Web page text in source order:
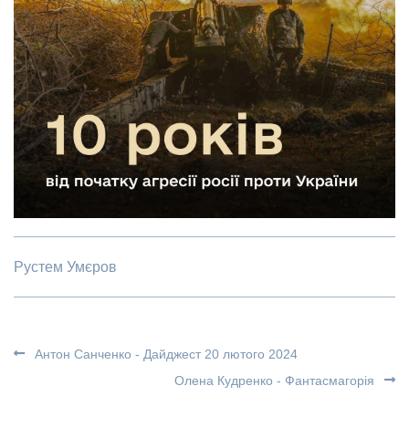
Рустем Умєров
Антон Санченко - Дайджест 20 лютого 2024
Олена Кудренко - Фантасмагорія